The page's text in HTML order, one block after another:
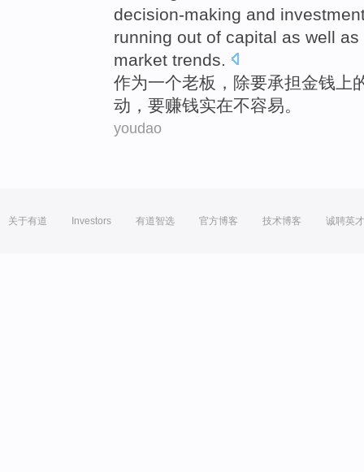
decision-making and
running out of capital as well
market trends
作为一个老板 ，除要承担金钱上
动 ，要赚钱实在不容易。
youdao
关于有道 Investors 有道智选 官方博客 技术博客 诚聘英才